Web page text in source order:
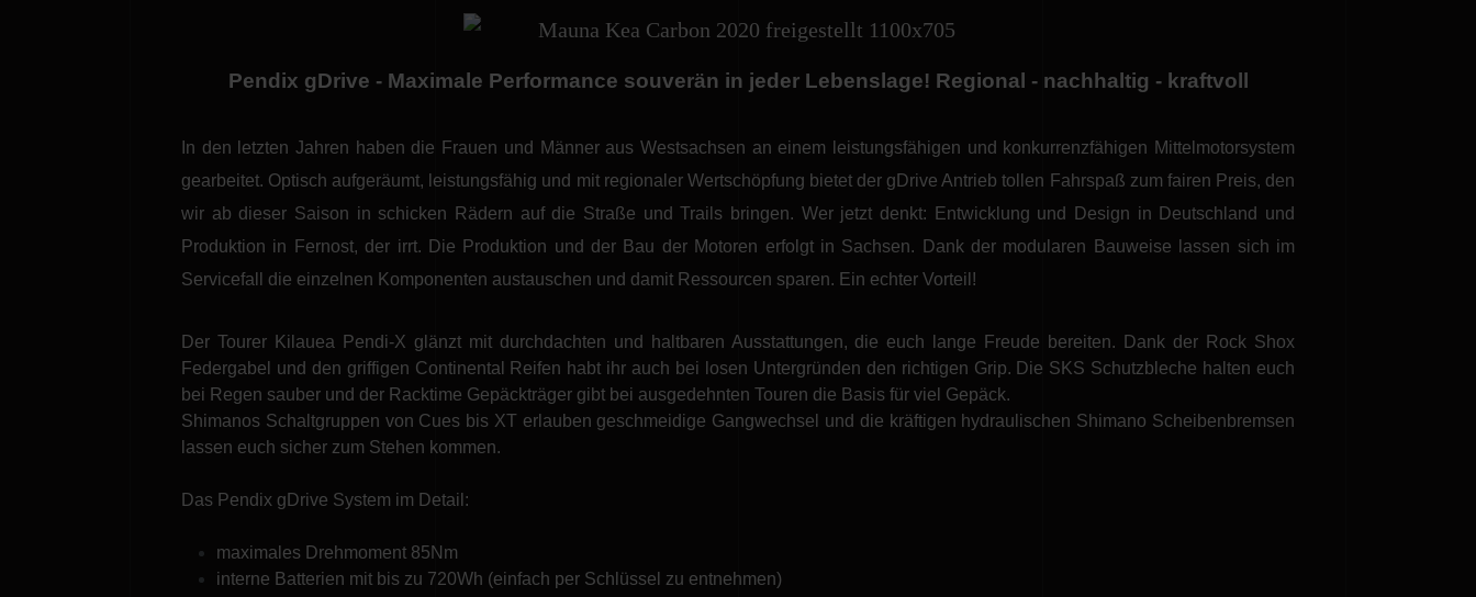
Pendix gDrive - Maximale Performance souverän in jeder Lebenslage! Regional - nachhaltig - kraftvoll
In den letzten Jahren haben die Frauen und Männer aus Westsachsen an einem leistungsfähigen und konkurrenzfähigen Mittelmotorsystem
gearbeitet. Optisch aufgeräumt, leistungsfähig und mit regionaler Wertschöpfung bietet der gDrive Antrieb tollen Fahrspaß zum fairen Preis, den
wir ab dieser Saison in schicken Rädern auf die Straße und Trails bringen. Wer jetzt denkt: Entwicklung und Design in Deutschland und
Produktion in Fernost, der irrt. Die Produktion und der Bau der Motoren erfolgt in Sachsen. Dank der modularen Bauweise lassen sich im
Servicefall die einzelnen Komponenten austauschen und damit Ressourcen sparen. Ein echter Vorteil!
Der Tourer Kilauea Pendi-X glänzt mit durchdachten und haltbaren Ausstattungen, die euch lange Freude bereiten. Dank der Rock Shox
Federgabel und den griffigen Continental Reifen habt ihr auch bei losen Untergründen den richtigen Grip. Die SKS Schutzbleche halten euch
bei Regen sauber und der Racktime Gepäckträger gibt bei ausgedehnten Touren die Basis für viel Gepäck.
Shimanos Schaltgruppen von Cues bis XT erlauben geschmeidige Gangwechsel und die kräftigen hydraulischen Shimano Scheibenbremsen
lassen euch sicher zum Stehen kommen.
Das Pendix gDrive System im Detail:
maximales Drehmoment 85Nm
interne Batterien mit bis zu 720Wh (einfach per Schlüssel zu entnehmen)